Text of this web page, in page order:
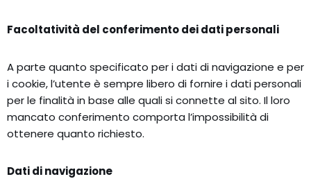
Facoltatività del conferimento dei dati personali
A parte quanto specificato per i dati di navigazione e per
i cookie, l’utente è sempre libero di fornire i dati personali
per le finalità in base alle quali si connette al sito. Il loro
mancato conferimento comporta l’impossibilità di
ottenere quanto richiesto.
Dati di navigazione